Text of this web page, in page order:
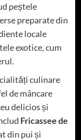
peștele
preparate din
locale
exotice, cum
culinare
de mâncare
delicios și
Fricassee de
din pui și